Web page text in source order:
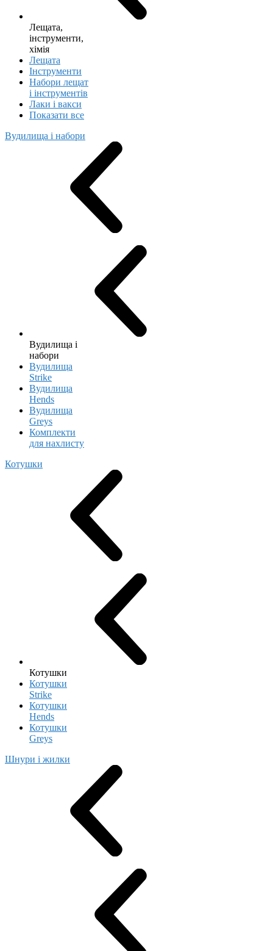
Лещата,
інструменти,
хімія
Лещата
Інструменти
Набори лещат
і інструментів
Лаки і вакси
Показати все
Вудилища і набори
Вудилища і
набори
Вудилища
Strike
Вудилища
Hends
Вудилища
Greys
Комплекти
для нахлисту
Котушки
Котушки
Котушки
Strike
Котушки
Hends
Котушки
Greys
Шнури і жилки